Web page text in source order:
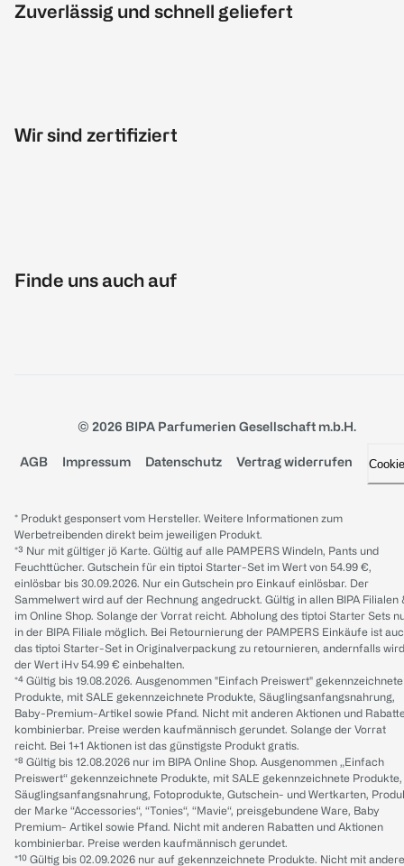
Zuverlässig und schnell geliefert
Wir sind zertifiziert
Finde uns auch auf
© 2026 BIPA Parfumerien Gesellschaft m.b.H.
AGB Impressum Datenschutz Vertrag widerrufen
* Produkt gesponsert vom Hersteller. Weitere Informationen zum
Werbetreibenden direkt beim jeweiligen Produkt.
*³ Nur mit gültiger jö Karte. Gültig auf alle PAMPERS Windeln, Pants und
Feuchttücher. Gutschein für ein tiptoi Starter-Set im Wert von 54.99 €,
einlösbar bis 30.09.2026. Nur ein Gutschein pro Einkauf einlösbar. Der
Sammelwert wird auf der Rechnung angedruckt. Gültig in allen BIPA Filialen
im Online Shop. Solange der Vorrat reicht. Abholung des tiptoi Starter Sets
in der BIPA Filiale möglich. Bei Retournierung der PAMPERS Einkäufe ist
das tiptoi Starter-Set in Originalverpackung zu retournieren, andernfalls wird
der Wert iHv 54.99 € einbehalten.
*⁴ Gültig bis 19.08.2026. Ausgenommen "Einfach Preiswert" gekennzeichnete
Produkte, mit SALE gekennzeichnete Produkte, Säuglingsanfangsnahrung,
Baby-Premium-Artikel sowie Pfand. Nicht mit anderen Aktionen und
kombinierbar. Preise werden kaufmännisch gerundet. Solange der Vorrat
reicht. Bei 1+1 Aktionen ist das günstigste Produkt gratis.
*⁸ Gültig bis 12.08.2026 nur im BIPA Online Shop. Ausgenommen „Einfach
Preiswert“ gekennzeichnete Produkte, mit SALE gekennzeichnete Produkte,
Säuglingsanfangsnahrung, Fotoprodukte, Gutschein- und Wertkarten,
der Marke “Accessories“, “Tonies“, “Mavie“, preisgebundene Ware, Baby
Premium- Artikel sowie Pfand. Nicht mit anderen Rabatten und Aktionen
kombinierbar. Preise werden kaufmännisch gerundet.
*¹⁰ Gültig bis 02.09.2026 nur auf gekennzeichnete Produkte. Nicht mit